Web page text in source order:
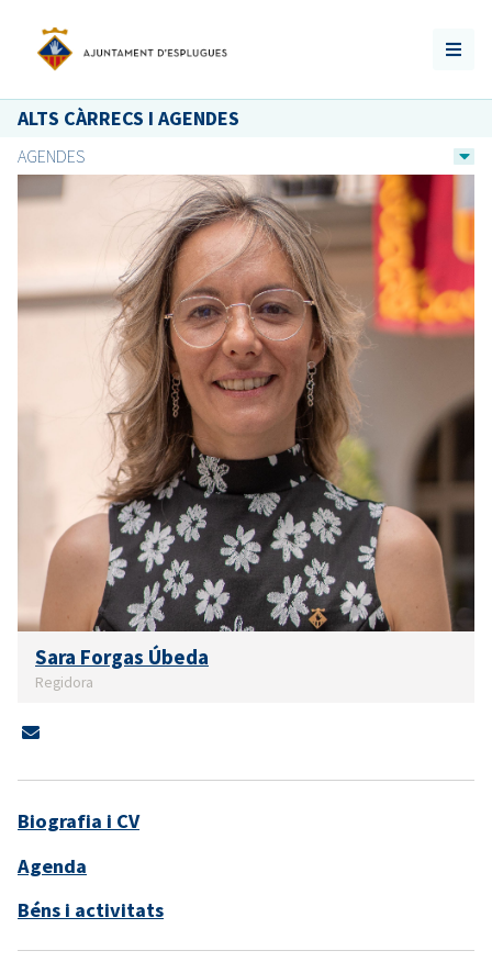
ALTS CÀRRECS I AGENDES
AGENDES
Sara Forgas Úbeda
Regidora
Biografia i CV
Agenda
Béns i activitats